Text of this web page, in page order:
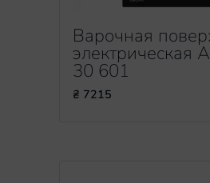
Варочная
электрическая
30 601
₴ 7215